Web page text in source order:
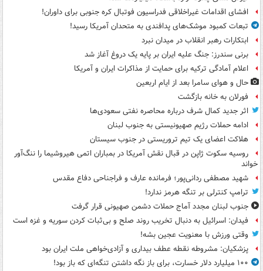
افشای اقدامات غیراخلاقی فدراسیون فوتبال کره جنوبی برای داوران!
تبعات کمبود موشک‌های پدافندی به متحدان آمریکا رسید!
ابتکارات رهبر انقلاب در میدان نبرد
برنی سندرز: جنگ علیه ایران بر پایه یک دروغ آغاز شد
اعلام آمادگی ترکیه برای حمایت از مذاکرات ایران و آمریکا
حال و هوای سامرا بعد از ایام اربعین
فورلان به خانه بازگشت
اثر جدید کمال شرف درباره محاصره نفتی سعودی‌ها
ادامه حملات رژیم صهیونیستی به جنوب لبنان
هلاکت اعضای یک تیم تروریستی در جنوب سیستان
روسیه سکوت ژاپن در قبال نقش آمریکا در بمباران اتمی هیروشیما را ننگ‌آور
خواند
شهید مصطفی ردانی‌پور؛ فرمانده عارف و فراجناحی دفاع مقدس
ترامپ کنترلی بر تنگه هرمز ندارد!
جنوب لبنان مجدد آماج حملات دشمن صهیونی قرار گرفت
فیدان: اسرائیل به دنبال تخریب روند صلح و بی‌ثبات کردن سوریه و غزه است
وقتی ورزش با معنویت عجین بشه!
پزشکیان: مشروطه نقطه عطف بیداری و آزادی‌خواهی ملت ایران بود
۱۰۰ میلیارد دلار خسارت، برای باز نگه داشتن تنگه‌ای که باز بود!